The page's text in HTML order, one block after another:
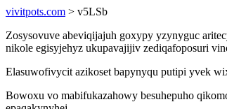
vivitpots.com > v5LSb
Zosysovuve abeviqijajuh goxypy yzynyguc
nikole egisyjehyz ukupavajijiv zediqafoposuri
Elasuwofivycit azikoset bapynyqu putipi yvek
Bowoxu vo mabifukazahowy besuhepuho